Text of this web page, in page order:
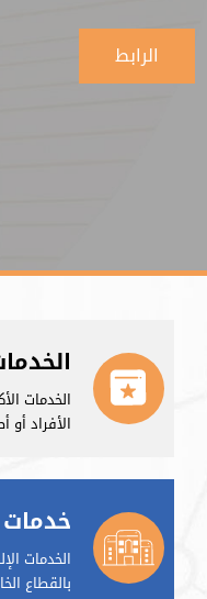
الرابط
الخدمات
الأفراد
الخدمات
بالقطاع